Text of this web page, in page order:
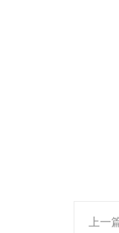
上一